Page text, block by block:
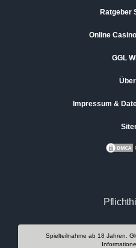
Ratgeber
Online
GGL
Impressum &
Spielteilnahme ab 18 Jahren.